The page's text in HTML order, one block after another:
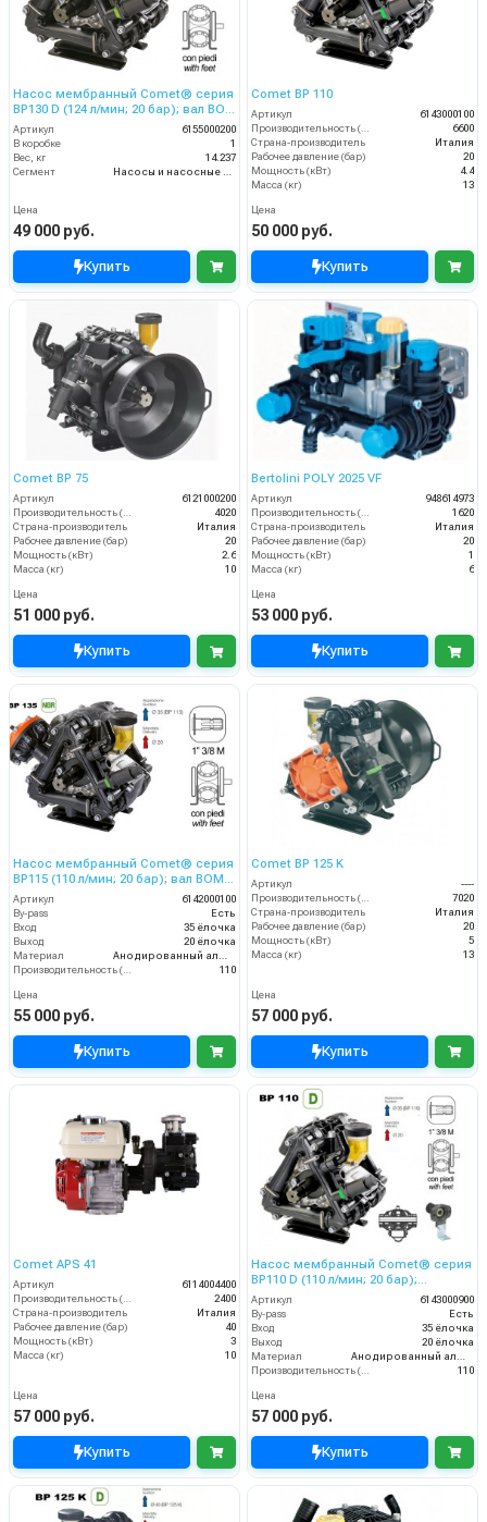
Насос мембранный Comet® серия
ВP130 D (124 л/мин; 20 бар); вал ВОМ
13/8
Артикул
6155000200
В коробке
1
Вес, кг
14.237
Сегмент
Цена
49 000 руб.
Купить
Comet BP 110
Артикул
6143000100
6600
Страна-производитель
Италия
Рабочее давление (бар)
20
Мощность (кВт)
4.4
Масса (кг)
13
Цена
50 000 руб.
Купить
Comet BP 75
Артикул
6121000200
Производительность (л/ч)
4020
Страна-производитель
Италия
Рабочее давление (бар)
20
Мощность (кВт)
2.6
Масса (кг)
10
Цена
51 000 руб.
Купить
Bertolini POLY 2025 VF
Артикул
948614973
Производительность (л/ч)
1620
Страна-производитель
Италия
Рабочее давление (бар)
20
Мощность (кВт)
1
Масса (кг)
6
Цена
53 000 руб.
Купить
Насос мембранный Comet® серия
ВP115 (110 л/мин; 20 бар); вал ВОМ
13/8
Артикул
6142000100
By-pass
Есть
Вход
35 ёлочка
Выход
20 ёлочка
Материал
110
Цена
55 000 руб.
Купить
Comet BP 125 K
Артикул
----
7020
Страна-производитель
Италия
Рабочее давление (бар)
20
Мощность (кВт)
5
Масса (кг)
13
Цена
57 000 руб.
Купить
Comet APS 41
Артикул
6114004400
2400
Страна-производитель
Италия
Рабочее давление (бар)
40
Мощность (кВт)
3
Масса (кг)
10
Цена
57 000 руб.
Купить
Насос мембранный Comet® серия
ВP110 D (110 л/мин; 20 бар);
гидрокомпенсатор; фланец под
гидромотор
Артикул
6143000900
By-pass
Есть
Вход
35 ёлочка
Выход
20 ёлочка
Материал
110
Цена
57 000 руб.
Купить